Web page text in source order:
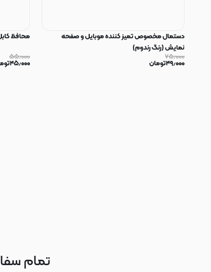
دستمال مخصوص تمیز کننده موبایل و صفحه
نمایش (رنگ رندوم)
۷۵٫۰۰۰
۴۹٫۰۰۰تومان
محافظ کابل فنری
۵۵٫۰۰۰
۴۵٫۰۰۰
تمام